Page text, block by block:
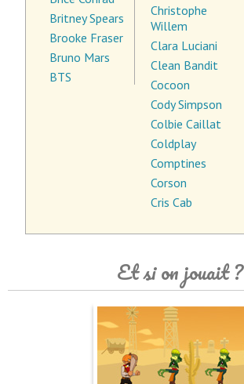
Britney Spears
Brooke Fraser
Bruno Mars
BTS
Christophe
Willem
Clara Luciani
Clean Bandit
Cocoon
Cody Simpson
Colbie Caillat
Coldplay
Comptines
Corson
Cris Cab
Et si on jouait ?